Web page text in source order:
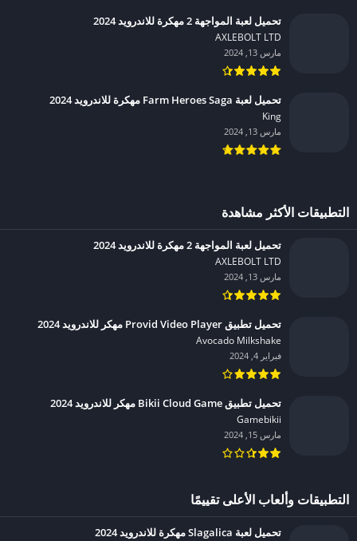
تحميل لعبة المواجهة 2 مهكرة للاندرويد 2024
AXLEBOLT LTD‏
مارس 13, 2024
تحميل لعبة Farm Heroes Saga مهكرة للاندرويد 2024
King‏
مارس 13, 2024
التطبيقات الأكثر مشاهدة
تحميل لعبة المواجهة 2 مهكرة للاندرويد 2024
AXLEBOLT LTD‏
مارس 13, 2024
تحميل تطبيق Provid Video Player مهكر للاندرويد 2024
Avocado Milkshake‏
فبراير 4, 2024
تحميل تطبيق Bikii Cloud Game مهكر للاندرويد 2024
Gamebikii‏
مارس 15, 2024
التطبيقات وألعاب الأعلى تقييمًا
تحميل لعبة Slagalica مهكرة للاندرويد 2024